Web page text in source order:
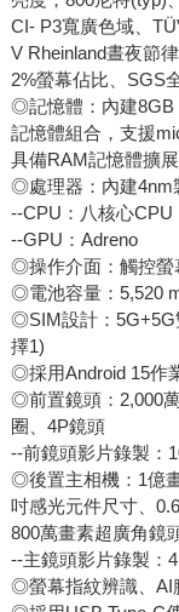
CI- P3寬廣色域、
V Rheinland晝夜節
2%螢幕佔比、SGS
◎記憶體：內建8GB
記憶體組合，支援
具備RAM記憶體擴
◎處理器：內建4nm
--CPU：八核心CPU
--GPU：Adreno
◎操作介面：觸控螢
◎電池容量：5,520
◎SIM設計：5G+5G
擇1)
◎採用Android 15作
◎前置鏡頭：2,000
圈、4P鏡頭
--前鏡頭影片錄製：
◎後置主相機：1億
吋感光元件尺寸、
800萬畫素超廣角鏡
--主鏡頭影片錄製：
◎螢幕指紋辨識、AI